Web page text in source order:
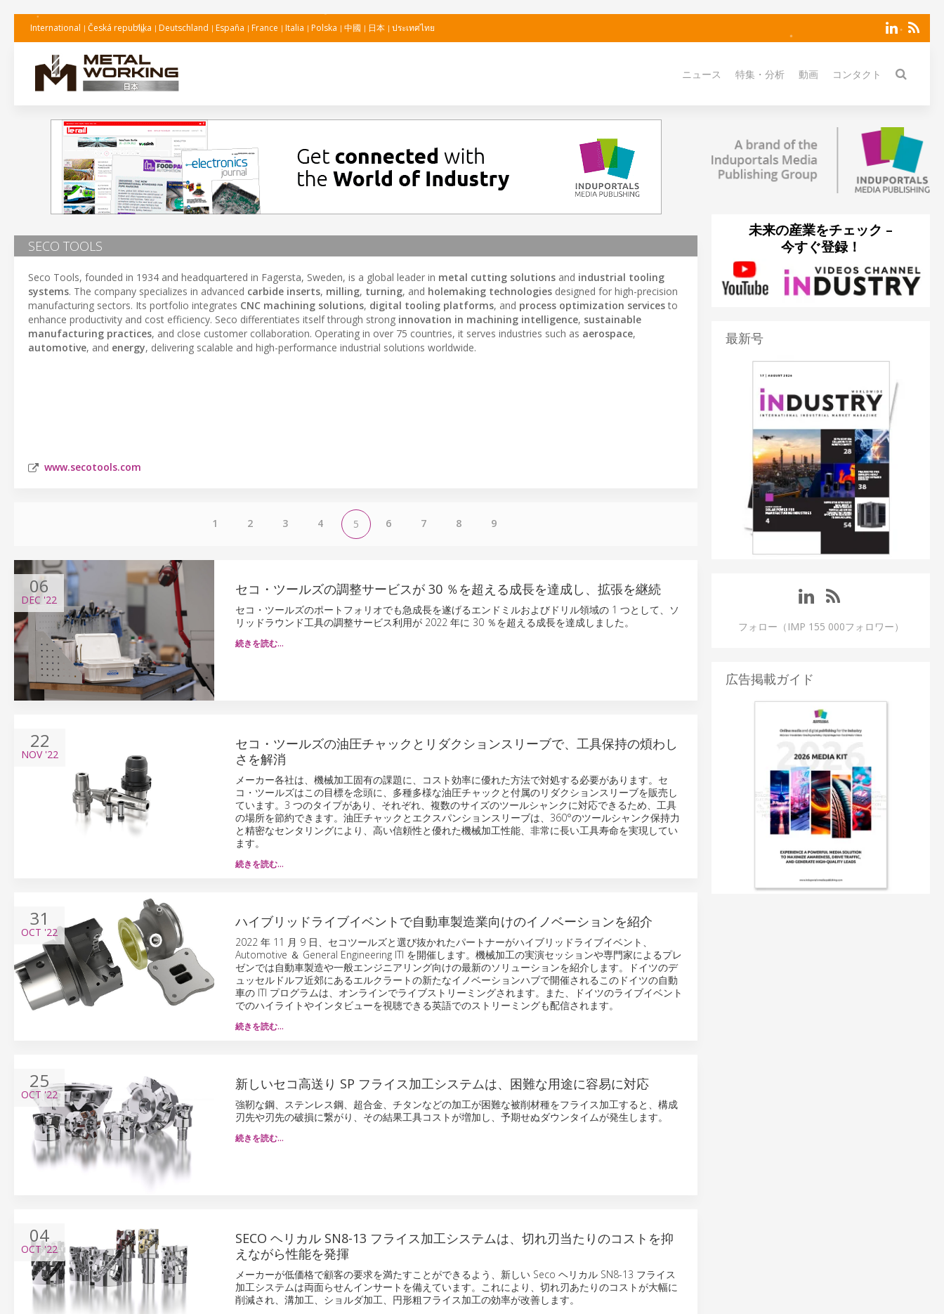
International Česká republika Deutschland España France Italia Polska 中國 日本 ประเทศไทย
ニュース 特集・分析 動画 コンタクト
SECO TOOLS
Seco Tools, founded in 1934 and headquartered in Fagersta, Sweden, is a global leader in metal cutting solutions and industrial tooling
systems. The company specializes in advanced carbide inserts, milling, turning, and holemaking technologies designed for high-precision
manufacturing sectors. Its portfolio integrates CNC machining solutions, digital tooling platforms, and process optimization servicesto
enhance productivity and cost efficiency. Seco differentiates itself through strong innovation in machining intelligence, sustainable
manufacturing practices, and close customer collaboration. Operating in over 75 countries, it serves industries such as aerospace,
automotive, and energy, delivering scalable and high-performance industrial solutions worldwide.
www.secotools.com
1 2 3 4 5 6 7 8 9
06
DEC '22
セコ・ツールズの調整サービスが 30 ％を超える成長を達成し、拡張を継続
セコ・ツールズのポートフォリオでも急成長を遂げるエンドミルおよびドリル領域の 1 つとして、ソ
リッドラウンド工具の調整サービス利用が 2022 年に 30 ％を超える成長を達成しました。
続きを読む…
22
NOV'22
セコ・ツールズの油圧チャックとリダクションスリーブで、工具保持の煩わし
さを解消
メーカー各社は、機械加工固有の課題に、コスト効率に優れた方法で対処する必要があります。セ
コ・ツールズはこの目標を念頭に、多種多様な油圧チャックと付属のリダクションスリーブを販売し
ています。3 つのタイプがあり、それぞれ、複数のサイズのツールシャンクに対応できるため、工具
の場所を節約できます。油圧チャックとエクスパンションスリーブは、360°のツールシャンク保持力
と精密なセンタリングにより、高い信頼性と優れた機械加工性能、非常に長い工具寿命を実現してい
ます。
続きを読む…
31
OCT '22
ハイブリッドライブイベントで自動車製造業向けのイノベーションを紹介
2022 年 11 月 9 日、セコツールズと選び抜かれたパートナーがハイブリッドライブイベント、
Automotive ＆ General Engineering ITI を開催します。機械加工の実演セッションや専門家によるプレ
ゼンでは自動車製造や一般エンジニアリング向けの最新のソリューションを紹介します。ドイツのデ
ュッセルドルフ近郊にあるエルクラートの新たなイノベーションハブで開催されるこのドイツの自動
車の ITI プログラムは、オンラインでライブストリーミングされます。また、ドイツのライブイベント
でのハイライトやインタビューを視聴できる英語でのストリーミングも配信されます。
続きを読む…
25
OCT '22
新しいセコ高送り SP フライス加工システムは、困難な用途に容易に対応
強靭な鋼、ステンレス鋼、超合金、チタンなどの加工が困難な被削材種をフライス加工すると、構成
刃先や刃先の破損に繋がり、その結果工具コストが増加し、予期せぬダウンタイムが発生します。
続きを読む…
04
OCT'22
SECO ヘリカル SN8-13 フライス加工システムは、切れ刃当たりのコストを抑
えながら性能を発揮
メーカーが低価格で顧客の要求を満たすことができるよう、新しい Seco ヘリカル SN8-13 フライス
加工システムは両面らせんインサートを備えています。これにより、切れ刃あたりのコストが大幅に
削減され、溝加工、ショルダ加工、円形粗フライス加工の効率が改善します。
未来の産業をチェック –
今すぐ登録！
最新号
フォロー（IMP 155 000フォロワー）
広告掲載ガイド